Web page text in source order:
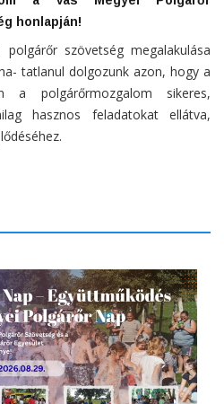
honlapján!
polgárőr szövetség megalakulása
tatlanul dolgozunk azon, hogy a
a polgárőrmozgalom sikeres,
hasznos feladatokat ellátva,